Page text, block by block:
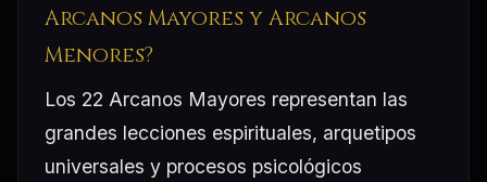
Arcanos Mayores y Arcanos
Menores?
Los 22 Arcanos Mayores representan las
grandes lecciones espirituales, arquetipos
universales y procesos psicológicos